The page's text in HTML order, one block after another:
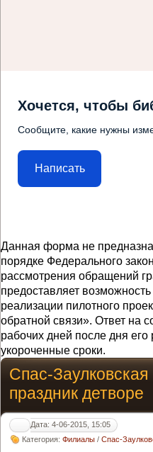
Хочется, чтобы
Сообщите, какие нужны
Написать
Данная форма не
порядке Федерального
рассмотрения обращений
предоставляет
реализации пилотного
обратной связи». Ответ на
рабочих дней после дня
укороченные сроки.
Спас-
праздник детворе
Дата: 4-06-2015, 15:05
Категория: Филиалы / Спас-